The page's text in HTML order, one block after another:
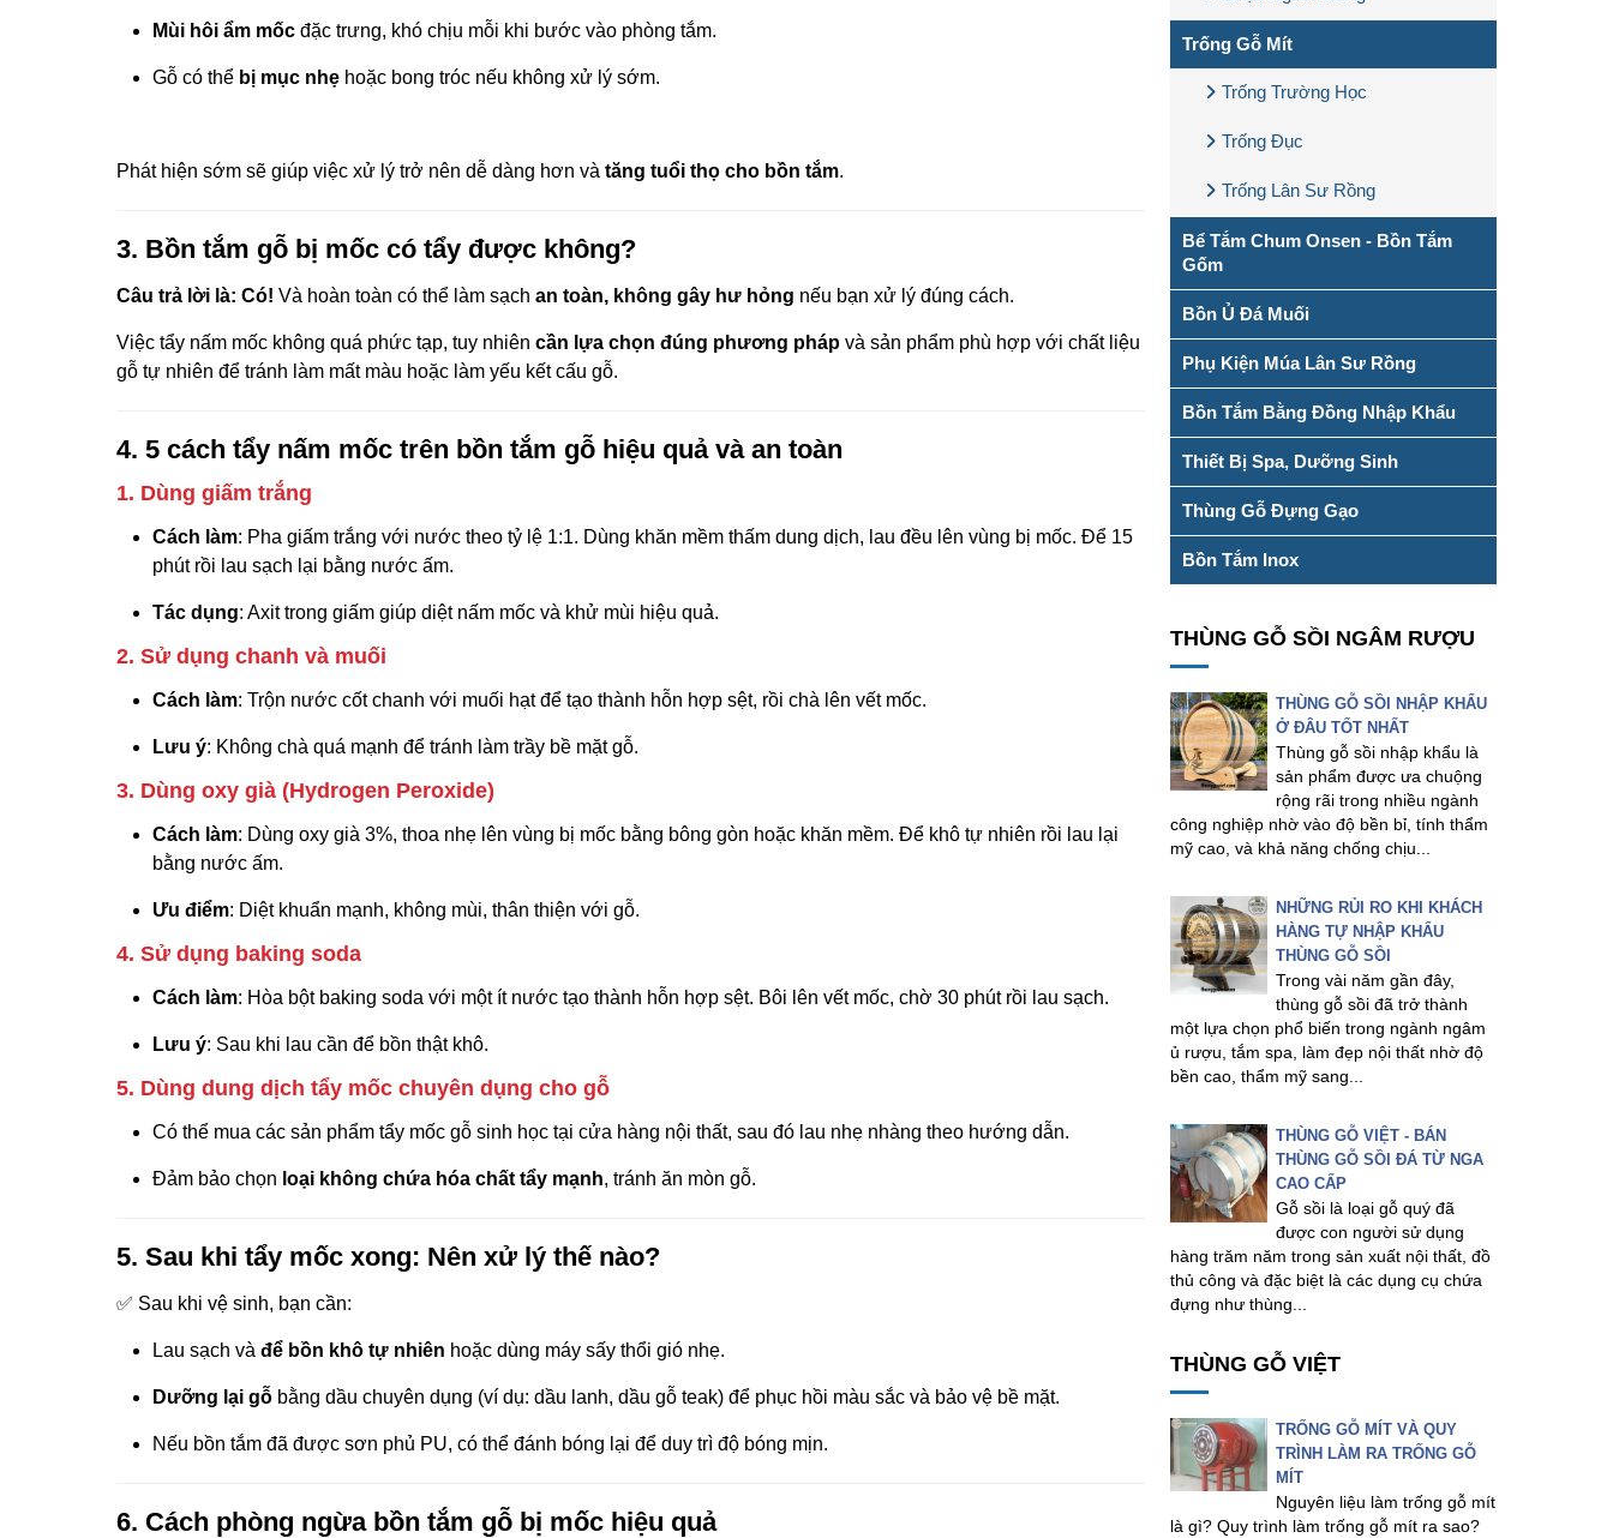
Mùi hôi ẩm mốc đặc trưng, khó chịu mỗi khi bước vào phòng tắm.
Gỗ có thể bị mục nhẹ hoặc bong tróc nếu không xử lý sớm.
Phát hiện sớm sẽ giúp việc xử lý trở nên dễ dàng hơn và tăng tuổi thọ cho bồn tắm.
3. Bồn tắm gỗ bị mốc có tẩy được không?
Câu trả lời là: Có! Và hoàn toàn có thể làm sạch an toàn, không gây hư hỏng nếu bạn xử lý đúng cách.
Việc tẩy nấm mốc không quá phức tạp, tuy nhiên cần lựa chọn đúng phương pháp và sản phẩm phù hợp với chất liệu
gỗ tự nhiên để tránh làm mất màu hoặc làm yếu kết cấu gỗ.
4. 5 cách tẩy nấm mốc trên bồn tắm gỗ hiệu quả và an toàn
1. Dùng giấm trắng
Cách làm: Pha giấm trắng với nước theo tỷ lệ 1:1. Dùng khăn mềm thấm dung dịch, lau đều lên vùng bị mốc. Để 15
phút rồi lau sạch lại bằng nước ấm.
Tác dụng: Axit trong giấm giúp diệt nấm mốc và khử mùi hiệu quả.
2. Sử dụng chanh và muối
Cách làm: Trộn nước cốt chanh với muối hạt để tạo thành hỗn hợp sệt, rồi chà lên vết mốc.
Lưu ý: Không chà quá mạnh để tránh làm trầy bề mặt gỗ.
3. Dùng oxy già (Hydrogen Peroxide)
Cách làm: Dùng oxy già 3%, thoa nhẹ lên vùng bị mốc bằng bông gòn hoặc khăn mềm. Để khô tự nhiên rồi lau lại
bằng nước ấm.
Ưu điểm: Diệt khuẩn mạnh, không mùi, thân thiện với gỗ.
4. Sử dụng baking soda
Cách làm: Hòa bột baking soda với một ít nước tạo thành hỗn hợp sệt. Bôi lên vết mốc, chờ 30 phút rồi lau sạch.
Lưu ý: Sau khi lau cần để bồn thật khô.
5. Dùng dung dịch tẩy mốc chuyên dụng cho gỗ
Có thể mua các sản phẩm tẩy mốc gỗ sinh học tại cửa hàng nội thất, sau đó lau nhẹ nhàng theo hướng dẫn.
Đảm bảo chọn loại không chứa hóa chất tẩy mạnh, tránh ăn mòn gỗ.
5. Sau khi tẩy mốc xong: Nên xử lý thế nào?
✅ Sau khi vệ sinh, bạn cần:
Lau sạch và để bồn khô tự nhiên hoặc dùng máy sấy thổi gió nhẹ.
Dưỡng lại gỗ bằng dầu chuyên dụng (ví dụ: dầu lanh, dầu gỗ teak) để phục hồi màu sắc và bảo vệ bề mặt.
Nếu bồn tắm đã được sơn phủ PU, có thể đánh bóng lại để duy trì độ bóng mịn.
6. Cách phòng ngừa bồn tắm gỗ bị mốc hiệu quả
Trống Gỗ Mít
Trống Trường Học
Trống Đục
Trống Lân Sư Rồng
Bể Tắm Chum Onsen - Bồn Tắm
Gốm
Bồn Ủ Đá Muối
Phụ Kiện Múa Lân Sư Rồng
Bồn Tắm Bằng Đồng Nhập Khẩu
Thiết Bị Spa, Dưỡng Sinh
Thùng Gỗ Đựng Gạo
Bồn Tắm Inox
THÙNG GỖ SỒI NGÂM RƯỢU
THÙNG GỖ SỒI NHẬP KHẨU
Ở ĐÂU TỐT NHẤT
Thùng gỗ sồi nhập khẩu là
sản phẩm được ưa chuộng
rộng rãi trong nhiều ngành
công nghiệp nhờ vào độ bền bỉ, tính thẩm
mỹ cao, và khả năng chống chịu...
NHỮNG RỦI RO KHI KHÁCH
HÀNG TỰ NHẬP KHẨU
THÙNG GỖ SỒI
Trong vài năm gần đây,
thùng gỗ sồi đã trở thành
một lựa chọn phổ biến trong ngành ngâm
ủ rượu, tắm spa, làm đẹp nội thất nhờ độ
bền cao, thẩm mỹ sang...
THÙNG GỖ VIỆT - BÁN
THÙNG GỖ SỒI ĐÁ TỪ NGA
CAO CẤP
Gỗ sồi là loại gỗ quý đã
được con người sử dụng
hàng trăm năm trong sản xuất nội thất, đồ
thủ công và đặc biệt là các dụng cụ chứa
đựng như thùng...
THÙNG GỖ VIỆT
TRỐNG GỖ MÍT VÀ QUY
TRÌNH LÀM RA TRỐNG GỖ
MÍT
Nguyên liệu làm trống gỗ mít
là gì? Quy trình làm trống gỗ mít ra sao?